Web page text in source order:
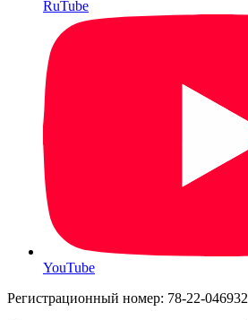
RuTube
YouTube
Регистрационный номер: 78-22-046932